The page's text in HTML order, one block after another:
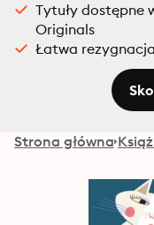
Tytuły dostępne
Originals
Łatwa
Strona główna